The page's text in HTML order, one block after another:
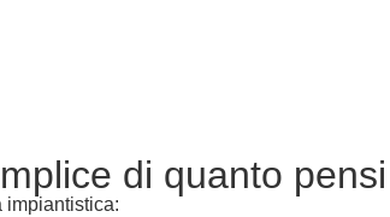
di quanto pensi
impiantistica: